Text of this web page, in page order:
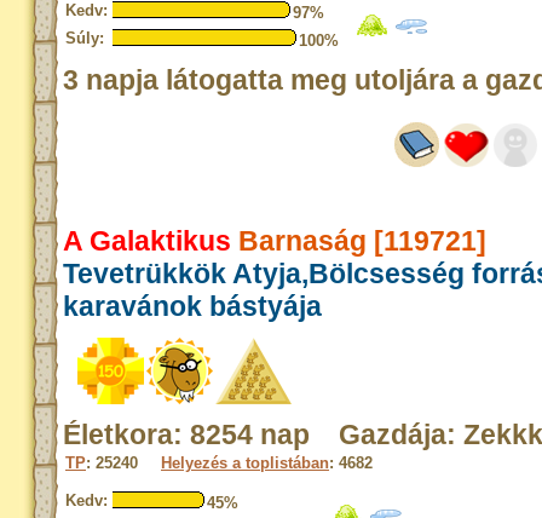
Kedv:
97%
Súly:
100%
3 napja látogatta meg utoljára a
A Galaktikus Barnaság [119721]
Tevetrükkök Atyja,Bölcsesség
karavánok bástyája
Életkora: 8254 nap Gazdája: Zekkk
TP: 25240 Helyezés a toplistában: 4682
Kedv:
45%